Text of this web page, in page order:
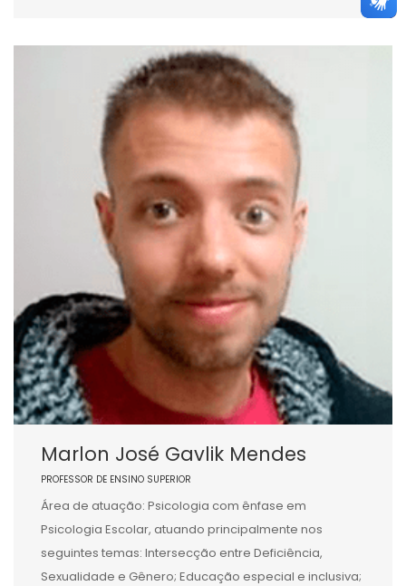
Marlon José Gavlik Mendes
PROFESSOR DE ENSINO SUPERIOR
Área de atuação: Psicologia com ênfase em
Psicologia Escolar, atuando principalmente nos
seguintes temas: Intersecção entre Deficiência,
Sexualidade e Gênero; Educação especial e inclusiva;